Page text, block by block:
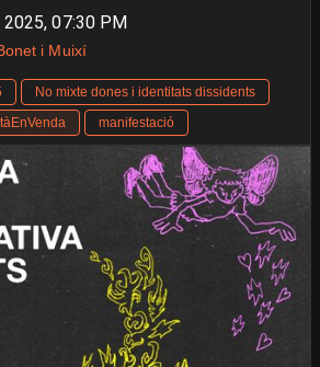
2025, 07:30 PM
i Muixí
No mixte dones i identitats dissidents
manifestació